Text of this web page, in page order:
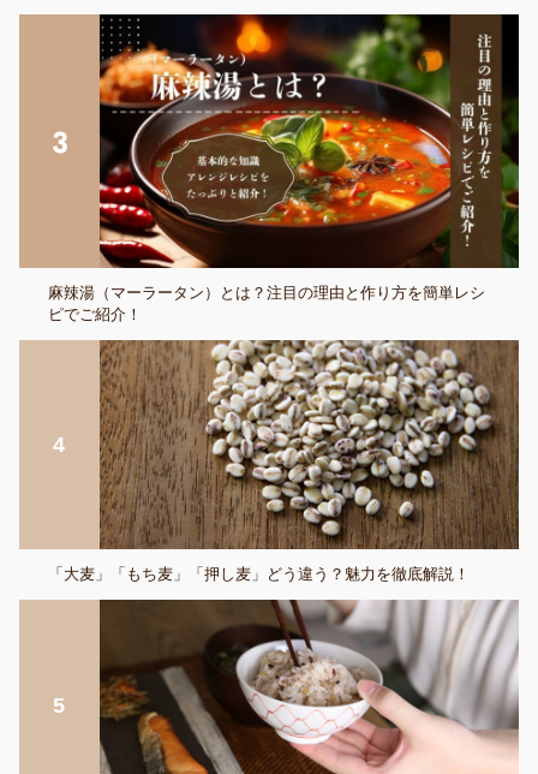
麻辣湯（マーラータン）とは？注目の理由と作り方を簡単レシ
ピでご紹介！
「大麦」「もち麦」「押し麦」どう違う？魅力を徹底解説！